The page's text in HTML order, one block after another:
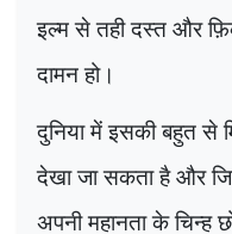
इल्म से तही दस्त और
दामन हो।
दुनिया में इसकी बहुत से
देखा जा सकता है और
अपनी महानता के